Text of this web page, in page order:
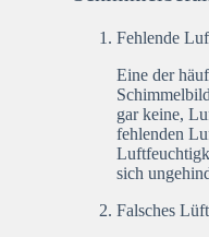
Fehlende
Eine der
gar keine,
fehlenden
sich
Falsches